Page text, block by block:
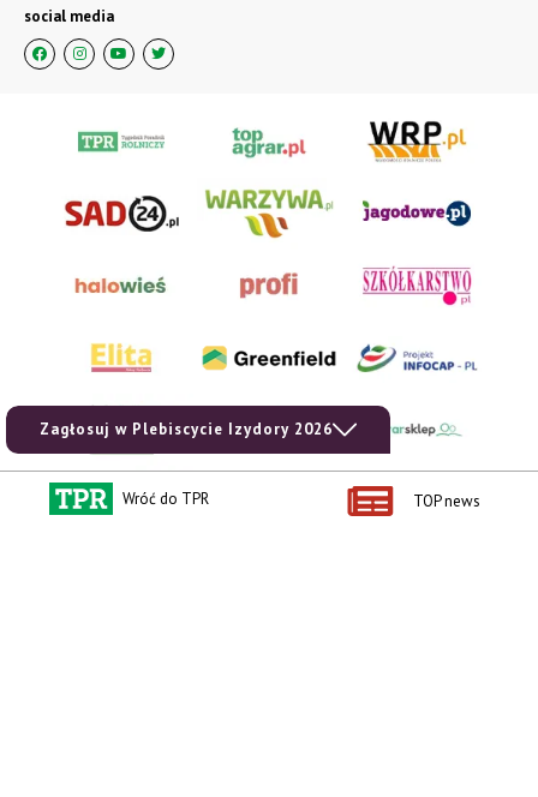
Zagłosuj w Plebiscycie Izydory 2026
social media
Wróć do TPR TOP news